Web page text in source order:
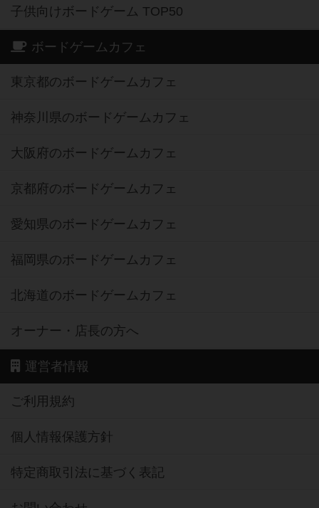
子供向けボードゲーム TOP50
ボードゲームカフェ
東京都のボードゲームカフェ
神奈川県のボードゲームカフェ
大阪府のボードゲームカフェ
京都府のボードゲームカフェ
愛知県のボードゲームカフェ
福岡県のボードゲームカフェ
北海道のボードゲームカフェ
オーナー・店長の方へ
運営者情報
ご利用規約
個人情報保護方針
特定商取引法に基づく表記